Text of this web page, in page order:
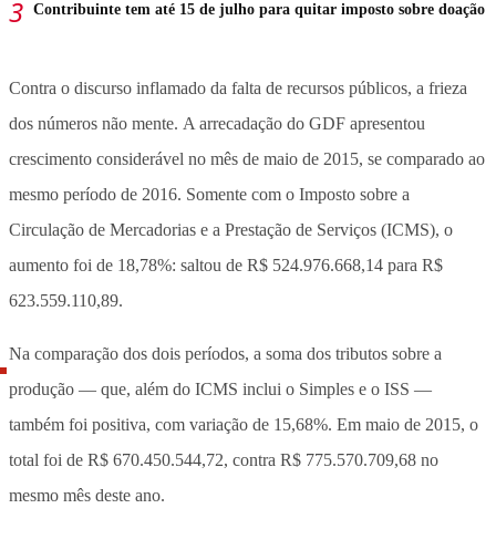
Contribuinte tem até 15 de julho para quitar imposto sobre doação
Contra o discurso inflamado da falta de recursos públicos, a frieza
dos números não mente. A arrecadação do GDF apresentou
crescimento considerável no mês de maio de 2015, se comparado ao
mesmo período de 2016. Somente com o Imposto sobre a
Circulação de Mercadorias e a Prestação de Serviços (ICMS), o
aumento foi de 18,78%: saltou de R$ 524.976.668,14 para R$
623.559.110,89.
Na comparação dos dois períodos, a soma dos tributos sobre a
produção — que, além do ICMS inclui o Simples e o ISS —
também foi positiva, com variação de 15,68%. Em maio de 2015, o
total foi de R$ 670.450.544,72, contra R$ 775.570.709,68 no
mesmo mês deste ano.